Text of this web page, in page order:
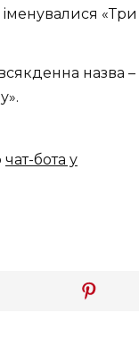
«Три
назва –
чат-бота у